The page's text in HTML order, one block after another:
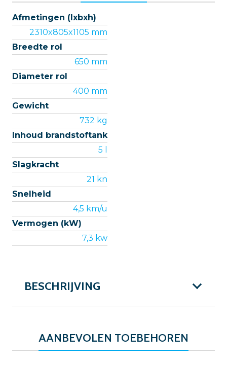
Afmetingen (lxbxh)
2310x805x1105 mm
Breedte rol
650 mm
Diameter rol
400 mm
Gewicht
732 kg
Inhoud brandstoftank
5 l
Slagkracht
21 kn
Snelheid
4,5 km/u
Vermogen (kW)
7,3 kw
BESCHRIJVING
AANBEVOLEN TOEBEHOREN